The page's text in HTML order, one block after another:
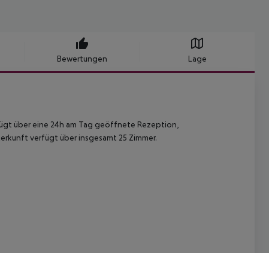
Bewertungen Lage
über eine 24h am Tag geöffnete Rezeption,
verfügt über insgesamt 25 Zimmer.